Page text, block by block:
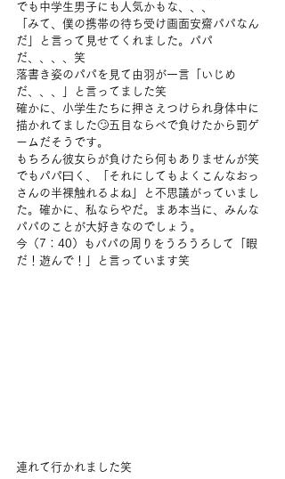
でも中学生男子にも人気かもな、、、
「みて、僕の携帯の待ち受け画面安齋パパなん
だ」と言って見せてくれました。パパ
だ、、、、笑
落書き姿のパパを見て由羽が一言「いじめ
だ、、、」と言ってました笑
確かに、小学生たちに押さえつけられ身体中に
描かれてました🙄五目ならべで負けたから罰ゲ
ームだそうです。
もちろん彼女らが負けたら何もありませんが笑
でもパパ曰く、「それにしてもよくこんなおっ
さんの半裸触れるよね」と不思議がっていまし
た。確かに、私ならやだ。まあ本当に、みんな
パパのことが大好きなのでしょう。
今（7：40）もパパの周りをうろうろして「暇
だ！遊んで！」と言っています笑
連れて行かれました笑